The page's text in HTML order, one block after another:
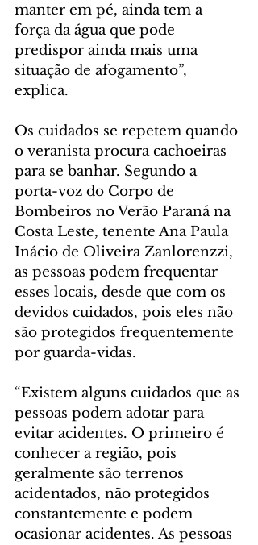
manter em pé, ainda tem a
força da água que pode
predispor ainda mais uma
situação de afogamento”,
explica.
Os cuidados se repetem quando
o veranista procura cachoeiras
para se banhar. Segundo a
porta-voz do Corpo de
Bombeiros no Verão Paraná na
Costa Leste, tenente Ana Paula
Inácio de Oliveira Zanlorenzzi,
as pessoas podem frequentar
esses locais, desde que com os
devidos cuidados, pois eles não
são protegidos frequentemente
por guarda-vidas.
“Existem alguns cuidados que as
pessoas podem adotar para
evitar acidentes. O primeiro é
conhecer a região, pois
geralmente são terrenos
acidentados, não protegidos
constantemente e podem
ocasionar acidentes. As pessoas